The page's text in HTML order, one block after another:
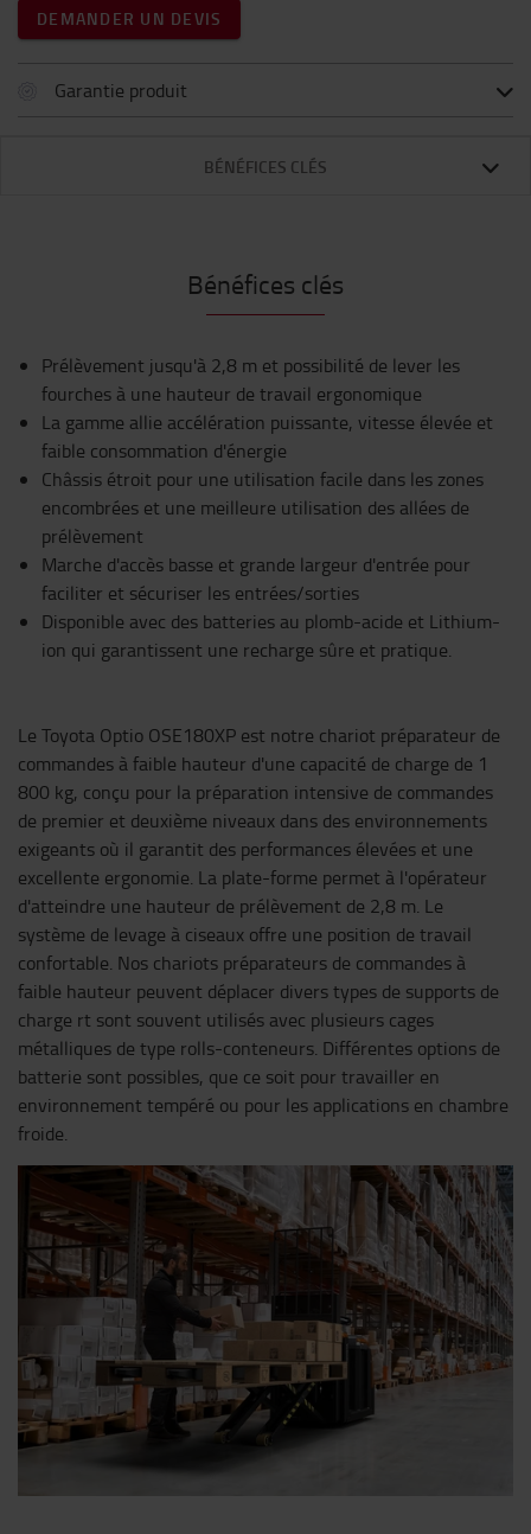
DEMANDER UN DEVIS
Garantie produit
BÉNÉFICES CLÉS
Bénéfices clés
Prélèvement jusqu'à 2,8 m et possibilité de lever les
fourches à une hauteur de travail ergonomique
La gamme allie accélération puissante, vitesse élevée et
faible consommation d'énergie
Châssis étroit pour une utilisation facile dans les zones
encombrées et une meilleure utilisation des allées de
prélèvement
Marche d'accès basse et grande largeur d'entrée pour
faciliter et sécuriser les entrées/sorties
Disponible avec des batteries au plomb-acide et Lithium-
ion qui garantissent une recharge sûre et pratique.
Le Toyota Optio OSE180XP est notre chariot préparateur de
commandes à faible hauteur d'une capacité de charge de 1
800 kg, conçu pour la préparation intensive de commandes
de premier et deuxième niveaux dans des environnements
exigeants où il garantit des performances élevées et une
excellente ergonomie. La plate-forme permet à l'opérateur
d'atteindre une hauteur de prélèvement de 2,8 m. Le
système de levage à ciseaux offre une position de travail
confortable. Nos chariots préparateurs de commandes à
faible hauteur peuvent déplacer divers types de supports de
charge rt sont souvent utilisés avec plusieurs cages
métalliques de type rolls-conteneurs. Différentes options de
batterie sont possibles, que ce soit pour travailler en
environnement tempéré ou pour les applications en chambre
froide.